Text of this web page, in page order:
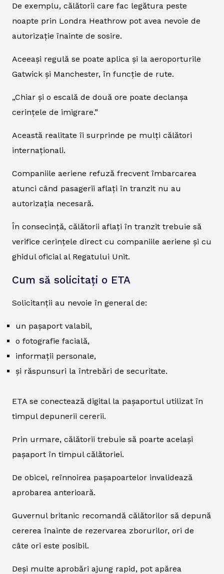
De exemplu, călătorii care fac legătura peste
noapte prin Londra Heathrow pot avea nevoie de
autorizație înainte de sosire.
Aceeași regulă se poate aplica și la aeroporturile
Gatwick și Manchester, în funcție de rute.
„Chiar și o escală de două ore poate declanșa
cerințele de imigrare.”
Această realitate îi surprinde pe mulți călători
internaționali.
Companiile aeriene refuză frecvent îmbarcarea
atunci când pasagerii aflați în tranzit nu au
autorizația necesară.
În consecință, călătorii aflați în tranzit trebuie să
verifice cerințele direct cu companiile aeriene și cu
ghidul oficial al Regatului Unit.
Cum să solicitați o ETA
Solicitanții au nevoie în general de:
un pașaport valabil,
o fotografie facială,
informații personale,
și răspunsuri la întrebări de securitate.
ETA se conectează digital la pașaportul utilizat în
timpul depunerii cererii.
Prin urmare, călătorii trebuie să poarte același
pașaport în timpul călătoriei.
De obicei, reînnoirea pașapoartelor invalidează
aprobarea anterioară.
Guvernul britanic recomandă călătorilor să depună
cererea înainte de rezervarea zborurilor, ori de
câte ori este posibil.
Deși multe aprobări ajung rapid, pot apărea